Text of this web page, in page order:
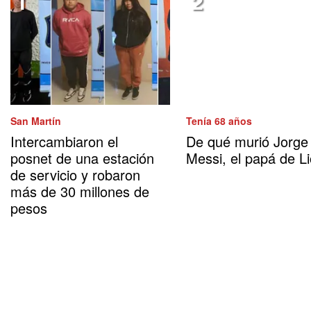
San Martín
Intercambiaron el
posnet de una estación
de servicio y robaron
más de 30 millones de
pesos
Tenía 68 años
De qué murió Jorge
Messi, el papá de